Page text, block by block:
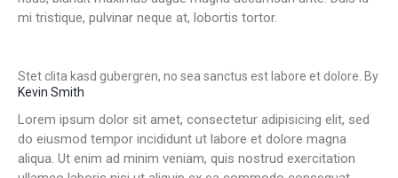
mi tristique, pulvinar neque at, lobortis tortor.
Stet clita kasd gubergren, no sea sanctus est labore et dolore. By
Kevin Smith
Lorem ipsum dolor sit amet, consectetur adipisicing elit, sed
do eiusmod tempor incididunt ut labore et dolore magna
aliqua. Ut enim ad minim veniam, quis nostrud exercitation